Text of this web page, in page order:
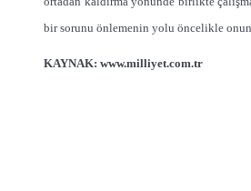
bir sorunu önlemenin yolu öncelikle
KAYNAK: www.milliyet.com.tr